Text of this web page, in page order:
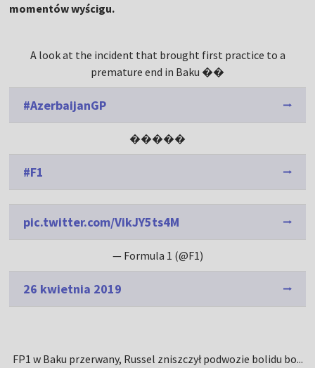
momentów wyścigu.
A look at the incident that brought first practice to a
premature end in Baku ��
#AzerbaijanGP
�����
#F1
pic.twitter.com/VikJY5ts4M
— Formula 1 (@F1)
26 kwietnia 2019
FP1 w Baku przerwany, Russel zniszczył podwozie bolidu bo...